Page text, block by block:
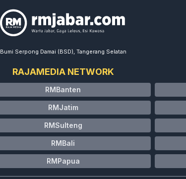
Bumi Serpong Damai (BSD), Tangerang Selatan
RAJAMEDIA NETWORK
RMBanten
RMJatim
RMSulteng
RMBali
RMPapua